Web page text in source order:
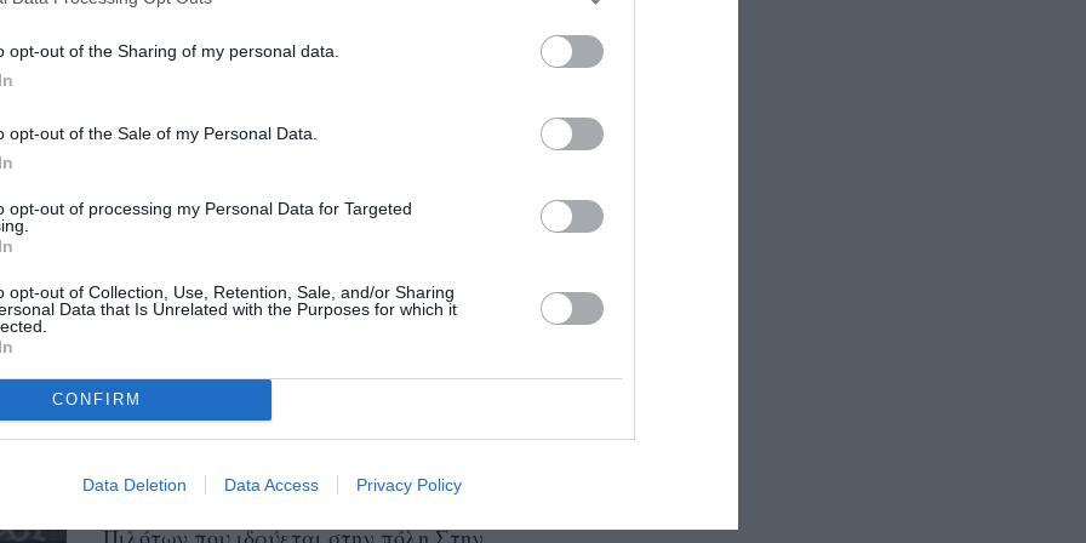
opt-out of the Sharing of my personal data.
opt-out of the Sale of my Personal Data.
opt-out of processing my Personal Data for Targeted
opt-out of Collection, Use, Retention, Sale, and/or Sharing
Data that Is Unrelated with the Purposes for which it
CONFIRM
Data Deletion Data Access Privacy Policy
Τουρκία
Ο πρωθυπουργός Κυριάκος Μητσοτάκης, σε
Βίλνιους, μίλησε για τη συνάντηση που
Αλ. Στεφανής: Η Καλαμάτα θα
αεροπορική εκπαίδευση της
χώρας και όχι μόνο
Mέσω του Διεθνούς Κέντρου Εκπαίδευσης
Πιλότων που ιδρύεται στην πόλη Στην